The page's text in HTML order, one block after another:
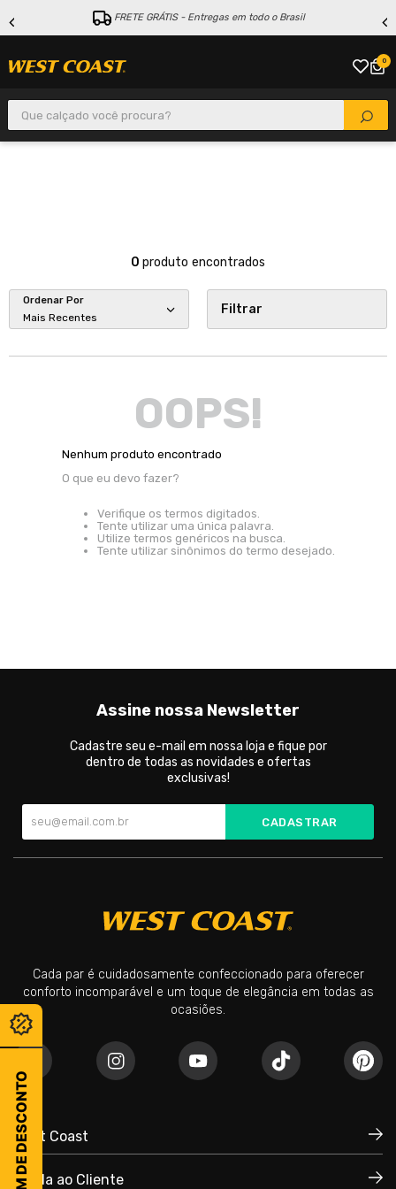
FRETE GRÁTIS - Entregas em todo o Brasil
0
Que calçado você procura?
CUPOM DE DESCONTO
0 produto
Ordenar Por
Mais Recentes
Filtrar
OOPS!
Nenhum produto encontrado
O que eu devo fazer?
Verifique os termos digitados.
Tente utilizar uma única palavra.
Utilize termos genéricos na busca.
Tente utilizar sinônimos do termo desejado.
Assine nossa Newsletter
Cadastre seu e-mail em nossa loja e fique por
dentro de todas as novidades e ofertas
exclusivas!
CADASTRAR
Cada par é cuidadosamente confeccionado para oferecer
conforto incomparável e um toque de elegância em todas as
ocasiões.
West Coast
Quem Somos
Ajuda ao Cliente